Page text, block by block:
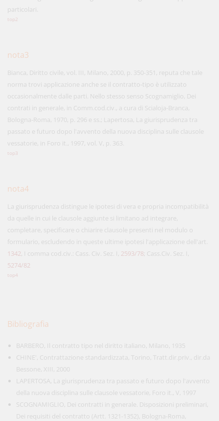
particolari.
top2
nota3
Bianca, Diritto civile, vol. III, Milano, 2000, p. 350-351, reputa che tale
norma trovi applicazione anche se il contratto-tipo è utilizzato
occasionalmente dalle parti. Nello stesso senso Scognamiglio, Dei
contrati in generale, in Comm.cod.civ., a cura di Scialoja-Branca,
Bologna-Roma, 1970, p. 296 e ss.; Lapertosa, La giurisprudenza tra
passato e futuro dopo l'avvento della nuova disciplina sulle clausole
vessatorie, in Foro it., 1997, vol. V, p. 363.
top3
nota4
La giurisprudenza distingue le ipotesi di vera e propria incompatibilità
da quelle in cui le clausole aggiunte si limitano ad integrare,
completare, specificare o chiarire clausole presenti nel modulo o
formulario, escludendo in queste ultime ipotesi l'applicazione dell'art.
1342, I comma cod.civ.: Cass. Civ. Sez. I, 2593/78; Cass.Civ. Sez. I,
5274/82
top4
Bibliografia
BARBERO, Il contratto tipo nel diritto italiano, Milano, 1935
CHINE', Contrattazione standardizzata, Torino, Tratt.dir.priv., dir.da
Bessone, XIII, 2000
LAPERTOSA, La giurisprudenza tra passato e futuro dopo l'avvento
della nuova disciplina sulle clausole vessatorie, Foro it., V, 1997
SCOGNAMIGLIO, Dei contratti in generale. Disposizioni preliminari,
Dei requisiti del contratto (Artt. 1321-1352), Bologna-Roma,